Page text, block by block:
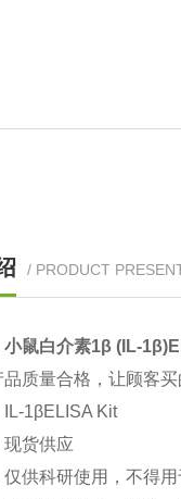
/ PRODUCT
小鼠白介素1β (IL-1β)
质量合格，让顾客买
IL-1βELISA Kit
现货供应
供科研使用，不得用